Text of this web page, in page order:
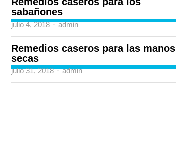
sabañones
julio 4, 2018 Author
admin
Remedios caseros para las manos
secas
julio 31, 2018 Author
admin